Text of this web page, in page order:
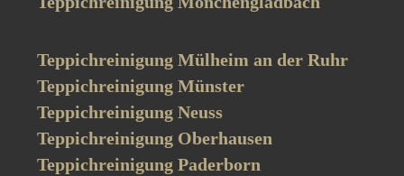
Teppichreinigung Mülheim an der Ruhr
Teppichreinigung Münster
Teppichreinigung Neuss
Teppichreinigung Oberhausen
Teppichreinigung Paderborn